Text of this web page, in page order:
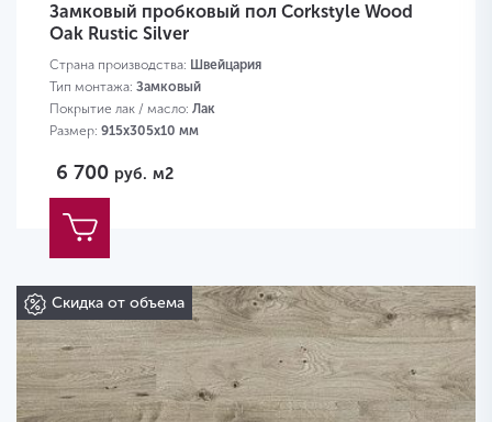
Замковый пробковый пол Corkstyle Wood
Oak Rustic Silver
Страна производства: Швейцария
Тип монтажа: Замковый
Покрытие лак / масло: Лак
Размер: 915х305х10 мм
6 700 руб. м2
Скидка от объема